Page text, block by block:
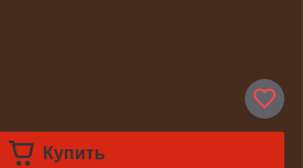
Купить